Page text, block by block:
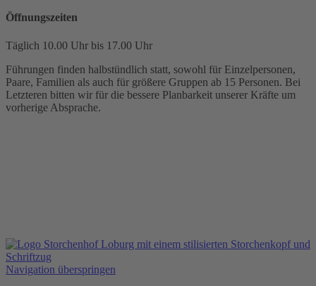
Öffnungszeiten
Täglich 10.00 Uhr bis 17.00 Uhr
Führungen finden halbstündlich statt, sowohl für Einzelpersonen,
Paare, Familien als auch für größere Gruppen ab 15 Personen. Bei
Letzteren bitten wir für die bessere Planbarkeit unserer Kräfte um
vorherige Absprache.
Navigation überspringen